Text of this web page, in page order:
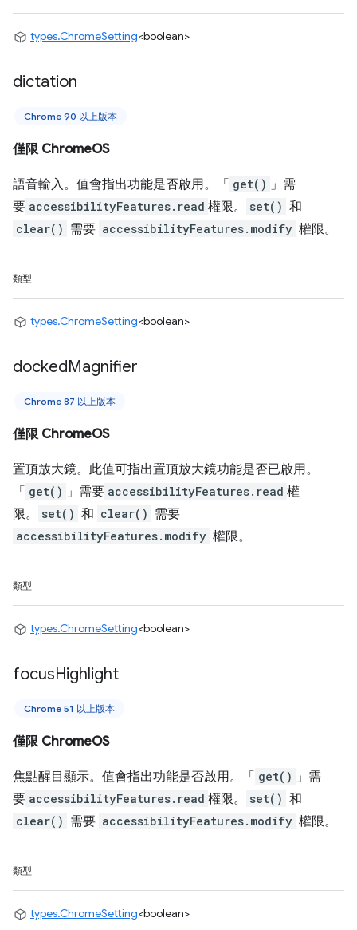
types.ChromeSetting<boolean>
dictation
Chrome 90 以上版本
僅限 ChromeOS
語音輸入。值會指出功能是否啟用。「 get() 」需
要 accessibilityFeatures.read 權限。 set() 和
clear() 需要 accessibilityFeatures.modify 權限。
類型
types.ChromeSetting<boolean>
dockedMagnifier
Chrome 87 以上版本
僅限 ChromeOS
置頂放大鏡。此值可指出置頂放大鏡功能是否已啟用。
「 get() 」需要 accessibilityFeatures.read 權
限。
set() 和 clear() 需要
accessibilityFeatures.modify 權限。
類型
types.ChromeSetting<boolean>
focusHighlight
Chrome 51 以上版本
僅限 ChromeOS
焦點醒目顯示。值會指出功能是否啟用。「 get() 」需
要 accessibilityFeatures.read 權限。 set() 和
clear() 需要 accessibilityFeatures.modify 權限。
類型
types.ChromeSetting<boolean>